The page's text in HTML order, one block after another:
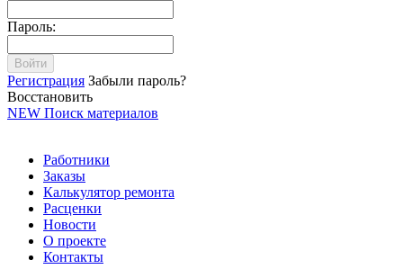
Пароль:
Войти
Регистрация Забыли пароль?
Восстановить
NEW Поиск материалов
Работники
Заказы
Калькулятор ремонта
Расценки
Новости
О проекте
Контакты